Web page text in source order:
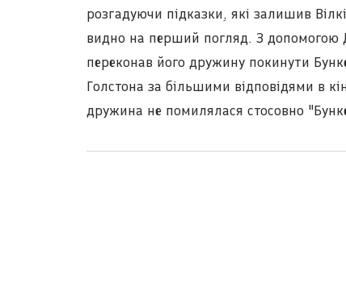
розгадуючи підказки, які залишив
видно на перший погляд. З допомогою
переконав його дружину покинути
Голстона за більшими відповідями в
дружина не помилялася стосовно